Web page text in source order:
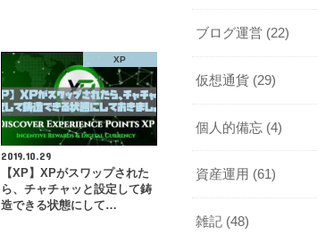
XP
2019.10.29
【XP】XPがスワップされた
ら、チャチャッと設定して鋳
造できる状態にして…
ブログ運営 (22)
仮想通貨 (29)
個人的備忘 (4)
資産運用 (61)
雑記 (48)